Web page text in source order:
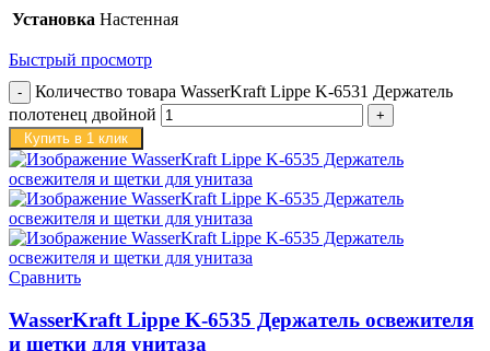
Установка Настенная
Быстрый просмотр
Количество товара WasserKraft Lippe K-6531 Держатель
полотенец двойной
Купить в 1 клик
Сравнить
WasserKraft Lippe K-6535 Держатель освежителя
и щетки для унитаза